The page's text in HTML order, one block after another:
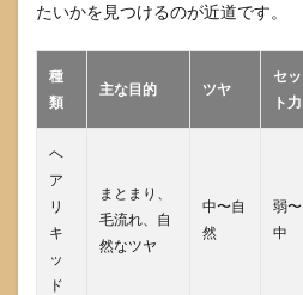
たいかを見つけるのが近道です。
種
類
主な目的 ツヤ
セッ
ト力
ヘ
ア
リ
キ
ッ
ド
まとまり、
毛流れ、自
然なツヤ
中〜自
然
弱〜
中